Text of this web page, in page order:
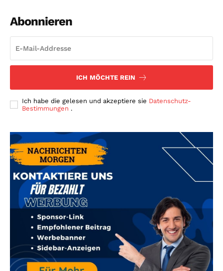
Abonnieren
ICH MÖCHTE REIN
Ich habe die gelesen und akzeptiere sie Datenschutz-
Bestimmungen .